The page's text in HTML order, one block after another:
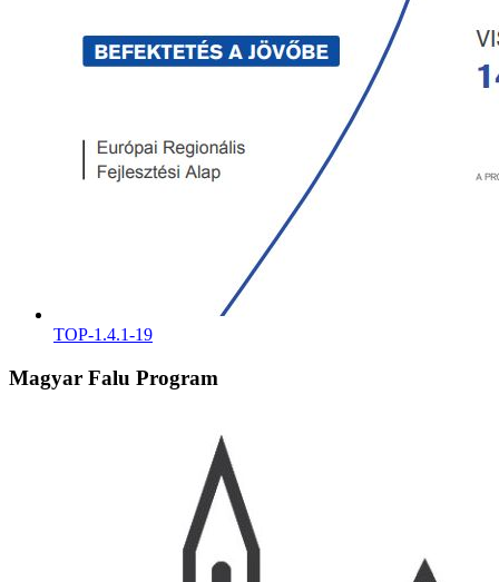
TOP-1.4.1-19
Magyar Falu Program